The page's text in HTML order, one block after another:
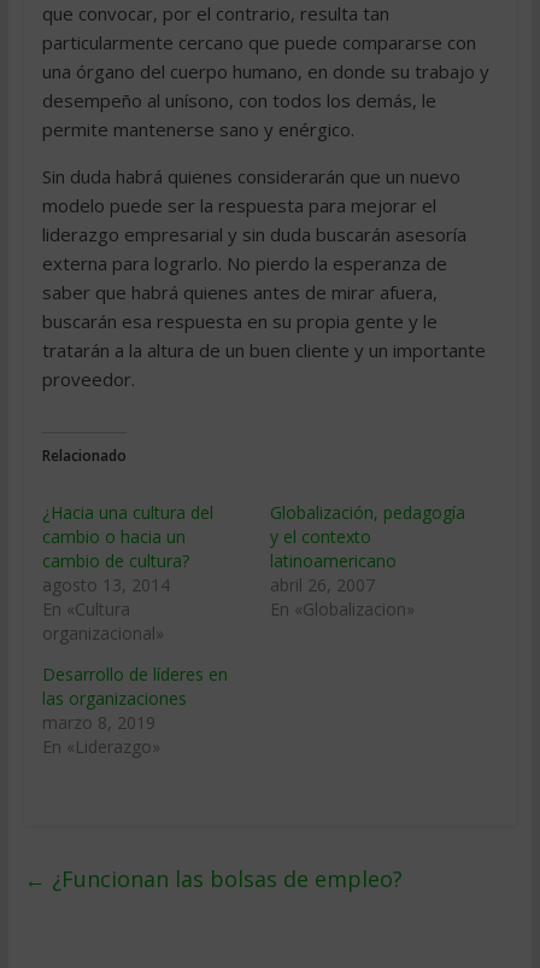
que convocar, por el contrario, resulta tan
particularmente cercano que puede compararse con
una órgano del cuerpo humano, en donde su trabajo y
desempeño al unísono, con todos los demás, le
permite mantenerse sano y enérgico.
Sin duda habrá quienes considerarán que un nuevo
modelo puede ser la respuesta para mejorar el
liderazgo empresarial y sin duda buscarán asesoría
externa para lograrlo. No pierdo la esperanza de
saber que habrá quienes antes de mirar afuera,
buscarán esa respuesta en su propia gente y le
tratarán a la altura de un buen cliente y un importante
proveedor.
Relacionado
¿Hacia una cultura del
cambio o hacia un
cambio de cultura?
agosto 13, 2014
En «Cultura
organizacional»
Globalización, pedagogía
y el contexto
latinoamericano
abril 26, 2007
En «Globalizacion»
Desarrollo de líderes en
las organizaciones
marzo 8, 2019
En «Liderazgo»
← ¿Funcionan las bolsas de empleo?